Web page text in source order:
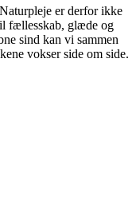
er derfor ikke
fællesskab, glæde og
sind kan vi sammen
vokser side om side.